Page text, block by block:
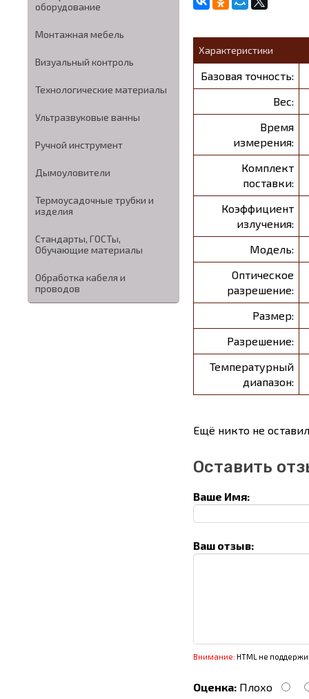
оборудование
Монтажная мебель
Визуальный контроль
Технологические материалы
Ультразвуковые ванны
Ручной инструмент
Дымоуловители
Термоусадочные трубки и
изделия
Стандарты, ГОСТы,
Обучающие материалы
Обработка кабеля и
проводов
Характеристики
Базовая точность:
Вес:
Время
измерения:
Комплект
поставки:
Коэффициент
излучения:
Модель:
Оптическое
разрешение:
Размер:
Разрешение:
Температурный
диапазон:
Ещё никто не
Оставить
Ваше Имя:
Ваш отзыв:
Внимание: HTML не
Оценка: Плохо